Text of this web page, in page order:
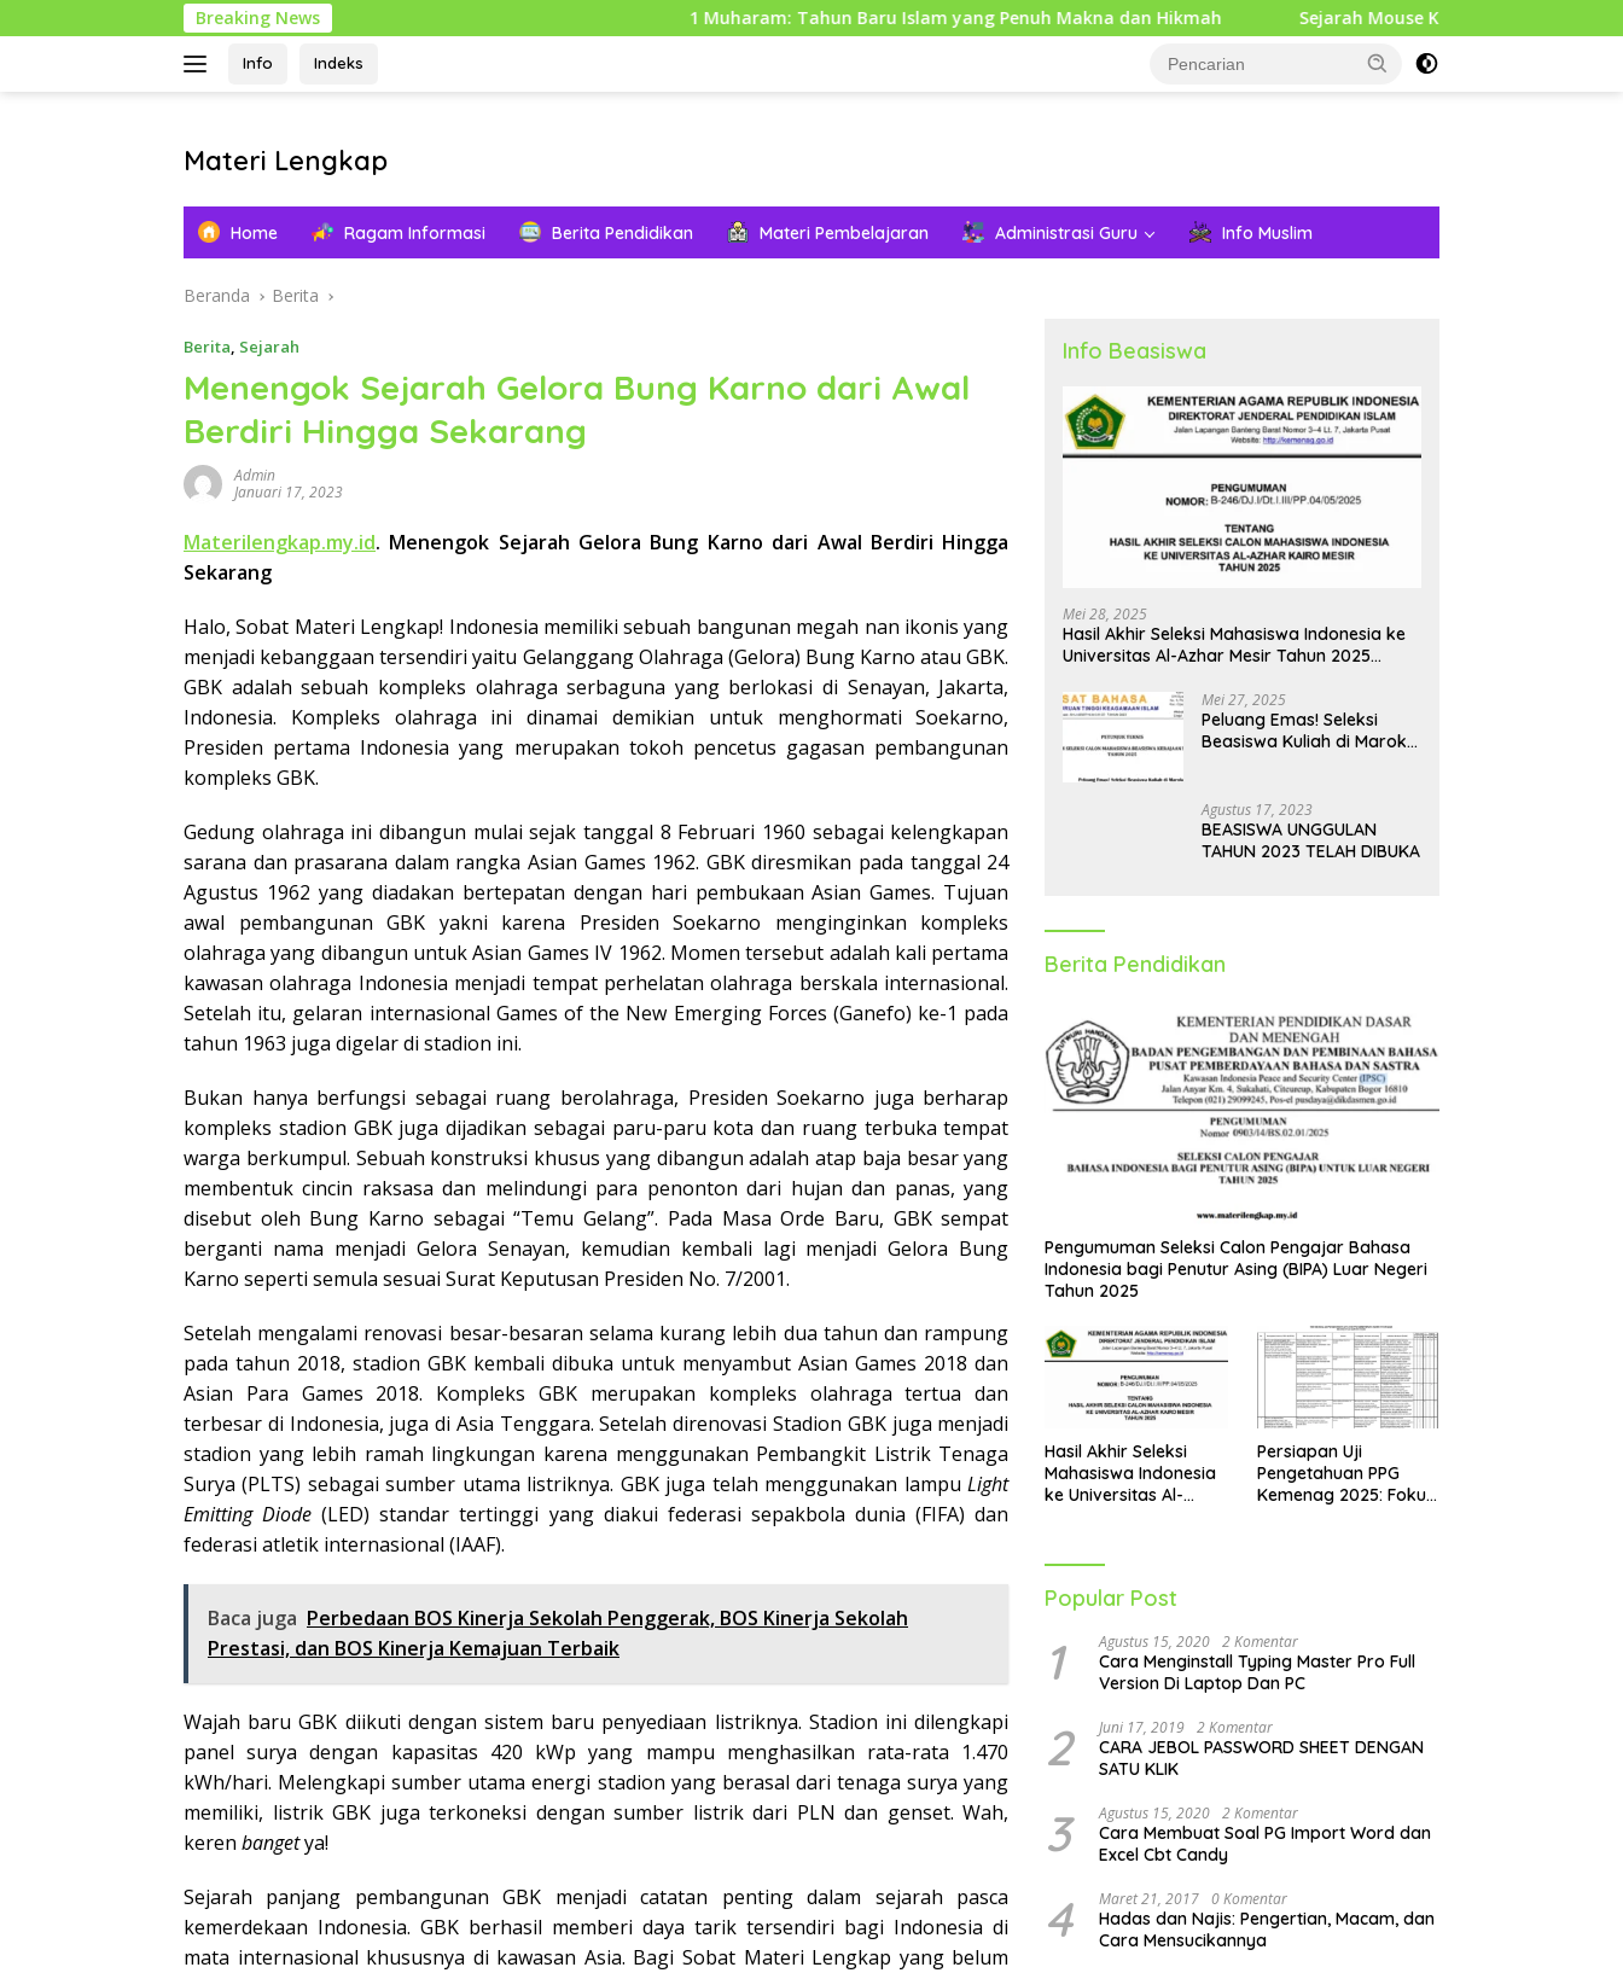
ke
Breaking News 1 Muharam: Tahun Baru Islam yang Penuh Makna dan Hikmah Sejarah Mouse Komputer: Dari Penemuan Awal
Info Indeks
Materi Lengkap
Pendidikan
Lengkap
Home Ragam Informasi Berita Pendidikan Materi Pembelajaran Administrasi Guru Info Muslim
Beranda Berita
Berita, Sejarah
Menengok Sejarah Gelora Bung Karno dari Awal
Berdiri Hingga Sekarang
Admin
Januari 17, 2023
Materilengkap.my.id. Menengok Sejarah Gelora Bung Karno dari Awal Berdiri Hingga
Sekarang
Halo, Sobat Materi Lengkap! Indonesia memiliki sebuah bangunan megah nan ikonis yang
menjadi kebanggaan tersendiri yaitu Gelanggang Olahraga (Gelora) Bung Karno atau GBK.
GBK adalah sebuah kompleks olahraga serbaguna yang berlokasi di Senayan, Jakarta,
Indonesia. Kompleks olahraga ini dinamai demikian untuk menghormati Soekarno,
Presiden pertama Indonesia yang merupakan tokoh pencetus gagasan pembangunan
kompleks GBK.
Gedung olahraga ini dibangun mulai sejak tanggal 8 Februari 1960 sebagai kelengkapan
sarana dan prasarana dalam rangka Asian Games 1962. GBK diresmikan pada tanggal 24
Agustus 1962 yang diadakan bertepatan dengan hari pembukaan Asian Games. Tujuan
awal pembangunan GBK yakni karena Presiden Soekarno menginginkan kompleks
olahraga yang dibangun untuk Asian Games IV 1962. Momen tersebut adalah kali pertama
kawasan olahraga Indonesia menjadi tempat perhelatan olahraga berskala internasional.
Setelah itu, gelaran internasional Games of the New Emerging Forces (Ganefo) ke-1 pada
tahun 1963 juga digelar di stadion ini.
Bukan hanya berfungsi sebagai ruang berolahraga, Presiden Soekarno juga berharap
kompleks stadion GBK juga dijadikan sebagai paru-paru kota dan ruang terbuka tempat
warga berkumpul. Sebuah konstruksi khusus yang dibangun adalah atap baja besar yang
membentuk cincin raksasa dan melindungi para penonton dari hujan dan panas, yang
disebut oleh Bung Karno sebagai “Temu Gelang”. Pada Masa Orde Baru, GBK sempat
berganti nama menjadi Gelora Senayan, kemudian kembali lagi menjadi Gelora Bung
Karno seperti semula sesuai Surat Keputusan Presiden No. 7/2001.
Setelah mengalami renovasi besar-besaran selama kurang lebih dua tahun dan rampung
pada tahun 2018, stadion GBK kembali dibuka untuk menyambut Asian Games 2018 dan
Asian Para Games 2018. Kompleks GBK merupakan kompleks olahraga tertua dan
terbesar di Indonesia, juga di Asia Tenggara. Setelah direnovasi Stadion GBK juga menjadi
stadion yang lebih ramah lingkungan karena menggunakan Pembangkit Listrik Tenaga
Surya (PLTS) sebagai sumber utama listriknya. GBK juga telah menggunakan lampuLight
Emitting Diode (LED) standar tertinggi yang diakui federasi sepakbola dunia (FIFA) dan
federasi atletik internasional (IAAF).
Baca juga Perbedaan BOS Kinerja Sekolah Penggerak, BOS Kinerja Sekolah
Prestasi, dan BOS Kinerja Kemajuan Terbaik
Wajah baru GBK diikuti dengan sistem baru penyediaan listriknya. Stadion ini dilengkapi
panel surya dengan kapasitas 420 kWp yang mampu menghasilkan rata-rata 1.470
kWh/hari. Melengkapi sumber utama energi stadion yang berasal dari tenaga surya yang
memiliki, listrik GBK juga terkoneksi dengan sumber listrik dari PLN dan genset. Wah,
keren bangetya!
Sejarah panjang pembangunan GBK menjadi catatan penting dalam sejarah pasca
kemerdekaan Indonesia. GBK berhasil memberi daya tarik tersendiri bagi Indonesia di
mata internasional khususnya di kawasan Asia. Bagi Sobat Materi Lengkap yang belum
Info Beasiswa
Mei 28, 2025
Hasil Akhir Seleksi Mahasiswa Indonesia ke
Universitas Al-Azhar Mesir Tahun 2025
Mei 27, 2025
Peluang Emas! Seleksi
Beasiswa Kuliah di Maroko
Agustus 17, 2023
BEASISWA UNGGULAN
TAHUN 2023 TELAH DIBUKA
Berita Pendidikan
Pengumuman Seleksi Calon Pengajar Bahasa
Indonesia bagi Penutur Asing (BIPA) Luar Negeri
Tahun 2025
Hasil Akhir Seleksi
Mahasiswa Indonesia
ke Universitas Al-
Persiapan Uji
Pengetahuan PPG
Kemenag 2025: Fokus
Popular Post
1 Agustus 15, 2020 2 Komentar
Cara Menginstall Typing Master Pro Full
Version Di Laptop Dan PC
2 Juni 17, 2019 2 Komentar
CARA JEBOL PASSWORD SHEET DENGAN
SATU KLIK
3 Agustus 15, 2020 2 Komentar
Cara Membuat Soal PG Import Word dan
Excel Cbt Candy
4 Maret 21, 2017 0 Komentar
Hadas dan Najis: Pengertian, Macam, dan
Cara Mensucikannya